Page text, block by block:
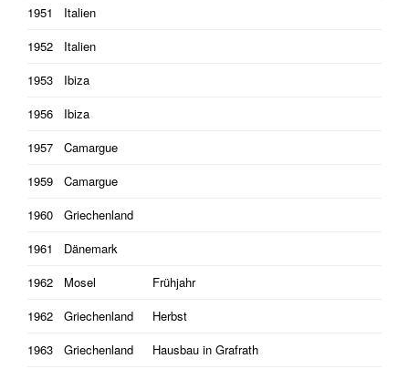
1951
Italien
1952
Italien
1953
Ibiza
1956
Ibiza
1957
Camargue
1959
Camargue
1960
Griechenland
1961
Dänemark
1962
Mosel
Frühjahr
1962
Griechenland
Herbst
1963
Griechenland
Hausbau in Grafrath